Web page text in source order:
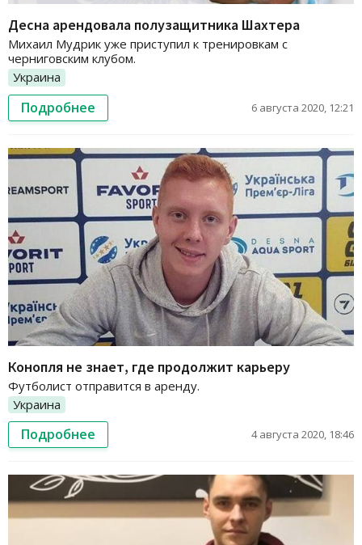
Десна арендовала полузащитника Шахтера
Михаил Мудрик уже приступил к тренировкам с
черниговским клубом.
Украина
Подробнее 6 августа 2020, 12:21
Конопля не знает, где продолжит карьеру
Футболист отправится в аренду.
Украина
Подробнее 4 августа 2020, 18:46